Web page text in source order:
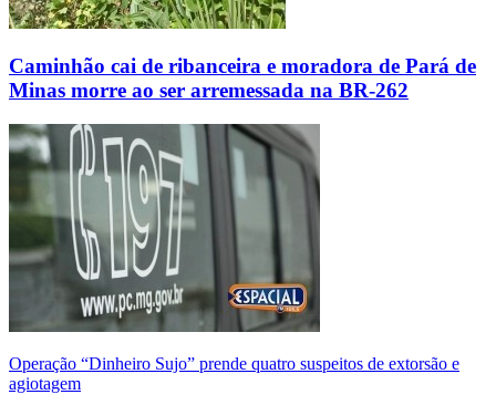
Caminhão cai de ribanceira e moradora de Pará de
Minas morre ao ser arremessada na BR-262
Operação “Dinheiro Sujo” prende quatro suspeitos de extorsão e
agiotagem